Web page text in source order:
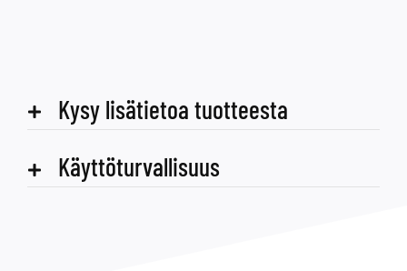
Kysy lisätietoa tuotteesta
Käyttöturvallisuus